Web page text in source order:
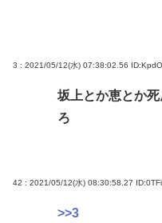
3 : 2021/05/12(水) 07:38:02.56
坂上とか恵とか
ろ
42 : 2021/05/12(水) 08:30:58.27
>>3